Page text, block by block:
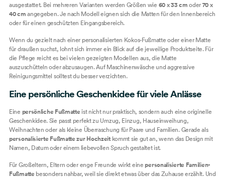
ausgestattet. Bei mehreren Varianten werden Größen wie 60 x 33 cm oder 70 x
40 cm angegeben. Je nach Modell eignen sich die Matten für den Innenbereich
oder für einen geschützten Eingangsbereich.
Wenn du gezielt nach einer personalisierten Kokos-Fußmatte oder einer Matte
für draußen suchst, lohnt sich immer ein Blick auf die jeweilige Produktseite. Für
die Pflege reicht es bei vielen gezeigten Modellen aus, die Matte
auszuschütteln oder abzusaugen. Auf Maschinenwäsche und aggressive
Reinigungsmittel solltest du besser verzichten.
Eine persönliche Geschenkidee für viele Anlässe
Eine persönliche Fußmatteist nicht nur praktisch, sondern auch eine originelle
Geschenkidee. Sie passt perfekt zu Umzug, Einzug, Hauseinweihung,
Weihnachten oder als kleine Überraschung für Paare und Familien. Gerade als
personalisierte Fußmatte zur Hochzeitkommt sie gut an, wenn das Design mit
Namen, Datum oder einem liebevollen Spruch gestaltet ist.
Für Großeltern, Eltern oder enge Freunde wirkt eine personalisierte Familien-
Fußmattebesonders nahbar, weil sie direkt etwas über das Zuhause erzählt. Und